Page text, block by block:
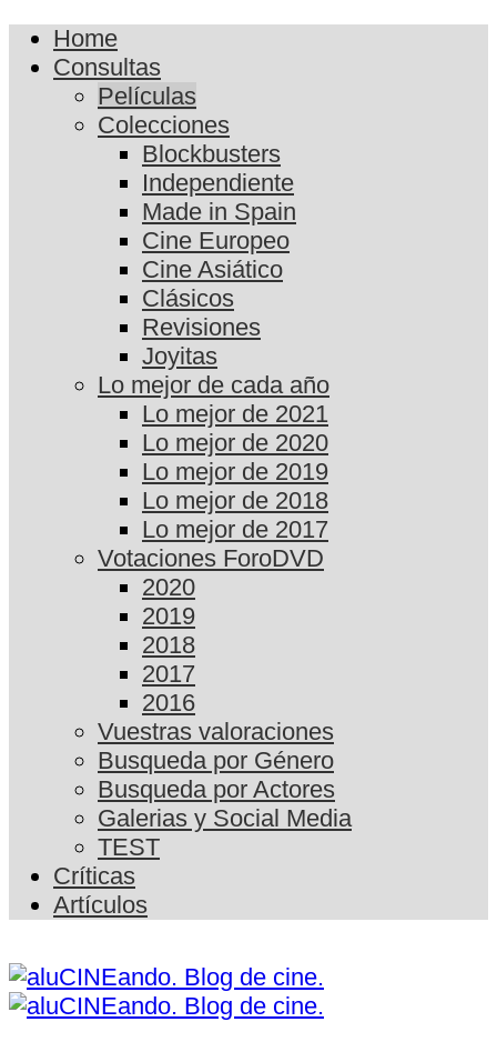
Home
Consultas
Películas
Colecciones
Blockbusters
Independiente
Made in Spain
Cine Europeo
Cine Asiático
Clásicos
Revisiones
Joyitas
Lo mejor de cada año
Lo mejor de 2021
Lo mejor de 2020
Lo mejor de 2019
Lo mejor de 2018
Lo mejor de 2017
Votaciones ForoDVD
2020
2019
2018
2017
2016
Vuestras valoraciones
Busqueda por Género
Busqueda por Actores
Galerias y Social Media
TEST
Críticas
Artículos